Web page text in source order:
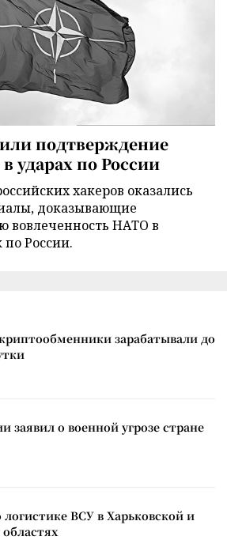
подтверждение
ударах по России
хакеров оказались
доказывающие
вовлеченность НАТО в
по России.
зарабатывали до
заявил о военной угрозе стране
ВСУ в Харьковской и